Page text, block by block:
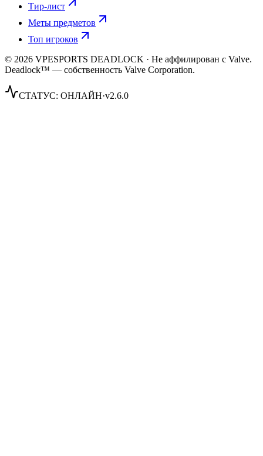
Тир-лист
Меты предметов
Топ игроков
© 2026 VPESPORTS DEADLOCK · Не аффилирован с Valve.
Deadlock™ — собственность Valve Corporation.
СТАТУС: ОНЛАЙН·v2.6.0